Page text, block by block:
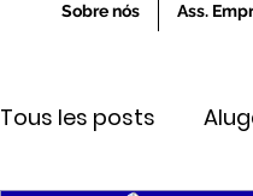
Sobre nós Ass.
Tous les posts